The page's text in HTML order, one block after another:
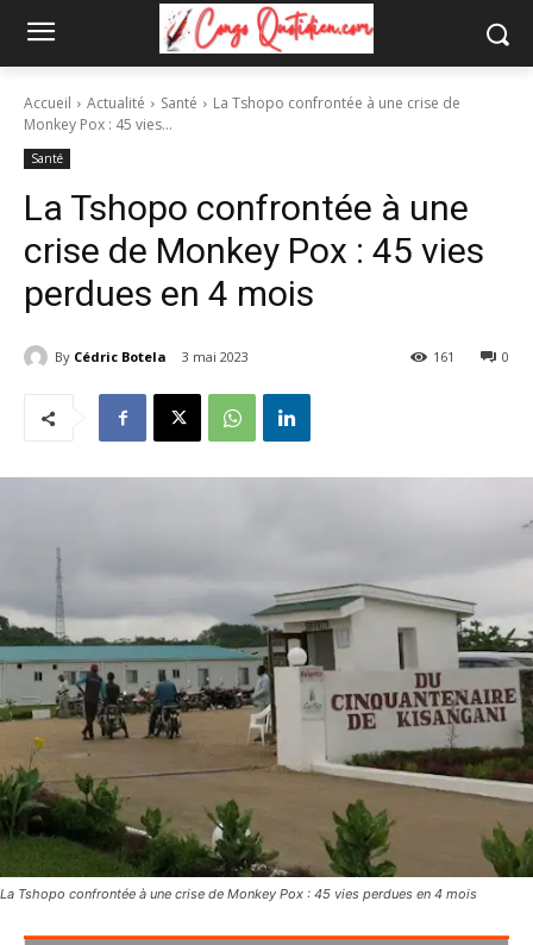
Accueil Actualité Santé
La Tshopo confrontée à une crise de
Monkey Pox : 45 vies...
Santé
La Tshopo confrontée à une
crise de Monkey Pox : 45 vies
perdues en 4 mois
By Cédric Botela 3 mai 2023 0
161
La Tshopo confrontée à une crise de Monkey Pox : 45 vies perdues en 4 mois